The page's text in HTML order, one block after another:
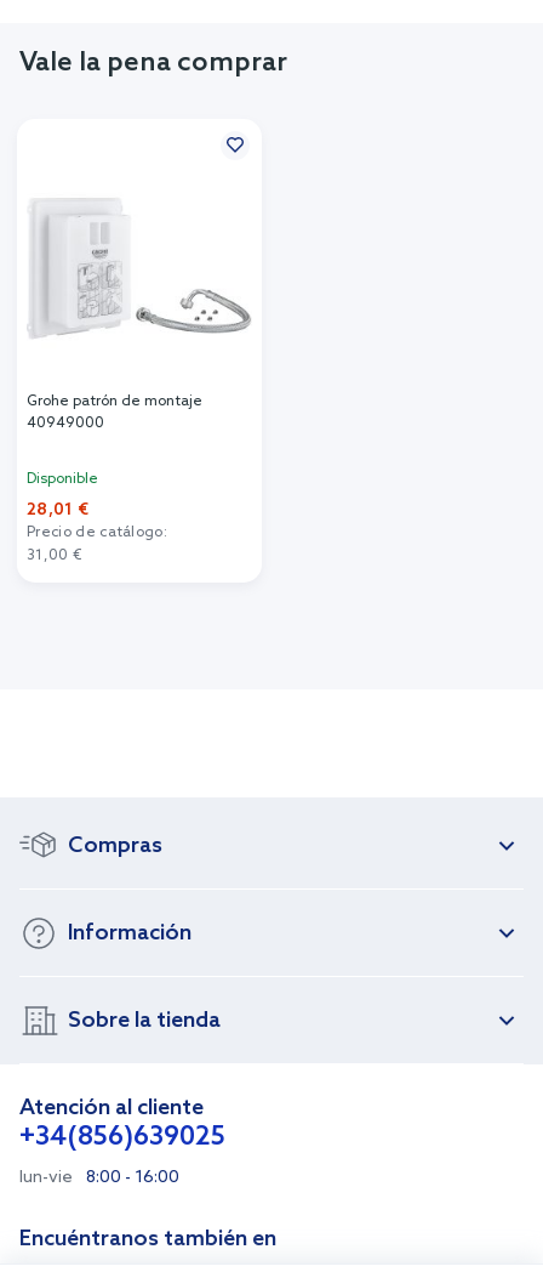
Vale la pena comprar
Grohe patrón de montaje
40949000
Disponible
28,01 €
Precio de catálogo:
31,00 €
Compras
Información
Sobre la tienda
Atención al cliente
+34(856)639025
lun-vie 8:00 - 16:00
Encuéntranos también en